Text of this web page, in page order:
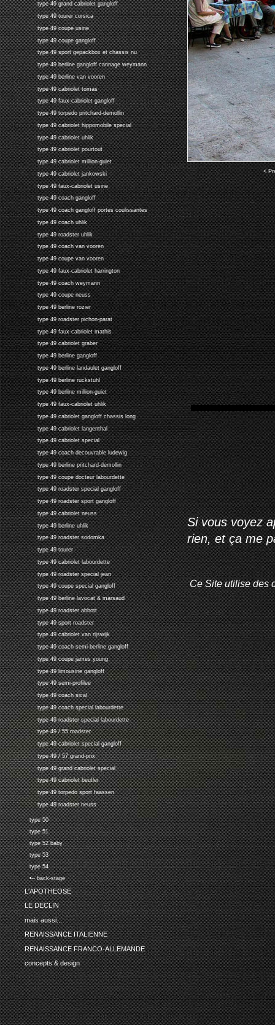
type 49 grand cabriolet gangloff
type 49 tourer corsica
type 49 coupe usine
type 49 coupe gangloff
type 49 sport gepackbox et chassis nu
type 49 berline gangloff cannage weymann
type 49 berline van vooren
type 49 cabriolet tomas
type 49 faux-cabriolet gangloff
type 49 torpedo pritchard-demollin
type 49 cabriolet hippomobile special
type 49 cabriolet uhlik
type 49 cabriolet pourtout
type 49 cabriolet million-guiet
type 49 cabriolet jankowski
type 49 faux-cabriolet usine
type 49 coach gangloff
type 49 coach gangloff portes coulissantes
type 49 coach uhlik
type 49 roadster uhlik
type 49 coach van vooren
type 49 coupe van vooren
type 49 faux-cabriolet harrington
type 49 coach weymann
type 49 coupe neuss
type 49 berline rozier
type 49 roadster pichon-parat
type 49 faux-cabriolet mathis
type 49 cabriolet graber
type 49 berline gangloff
type 49 berline landaulet gangloff
type 49 berline ruckstuhl
type 49 berline million-guiet
type 49 faux-cabriolet uhlik
type 49 cabriolet gangloff chassis long
type 49 cabriolet langenthal
type 49 cabriolet special
type 49 coach decouvrable ludewig
type 49 berline pritchard-demollin
type 49 coupe docteur labourdette
type 49 roadster special gangloff
type 49 roadster sport gangloff
type 49 cabriolet neuss
type 49 berline uhlik
type 49 roadster sodomka
type 49 tourer
type 49 cabriolet labourdette
type 49 roadster special jean
type 49 coupe special gangloff
type 49 berline lavocat & marsaud
type 49 roadster abbott
type 49 sport roadster
type 49 cabriolet van rijswijk
type 49 coach semi-berline gangloff
type 49 coupe james young
type 49 limousine gangloff
type 49 semi-profilee
type 49 coach sical
type 49 coach special labourdette
type 49 roadster special labourdette
type 49 / 55 roadster
type 49 cabriolet special gangloff
type 49 / 57 grand-prix
type 49 grand cabriolet special
type 49 cabriolet beutler
type 49 torpedo sport faassen
type 49 roadster neuss
type 50
type 51
type 52 baby
type 53
type 54
•-- back-stage
L'APOTHEOSE
LE DECLIN
mais aussi...
RENAISSANCE ITALIENNE
RENAISSANCE FRANCO-ALLEMANDE
concepts & design
<
Si vous voyez
rien, et ça me
Ce Site utilise des